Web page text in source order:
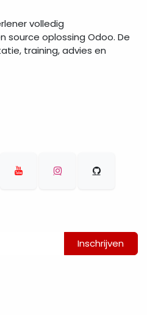
volledig
source oplossing Odoo. De
training, advies en
Inschrijven